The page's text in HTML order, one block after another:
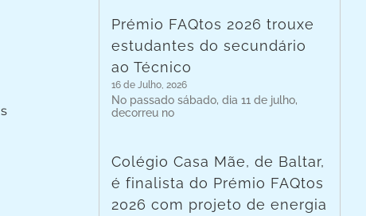
Prémio FAQtos 2026 trouxe
estudantes do secundário
ao Técnico
16 de Julho, 2026
No passado sábado, dia 11 de julho,
decorreu no
Colégio Casa Mãe, de Baltar,
é finalista do Prémio FAQtos
2026 com projeto de energia